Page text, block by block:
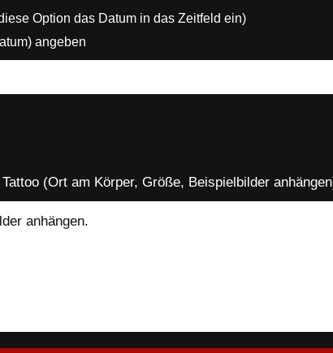
f
e
Option das Datum in das Zeitfeld ein)
angeben
(Ort am Körper, Größe, Beispielbilder